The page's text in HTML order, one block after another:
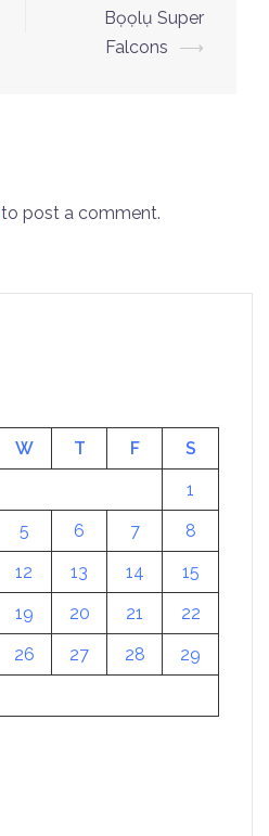
Bọọlụ Super
Falcons
⟶
to post a comment.
W T F
S
1
5 6 7
8
12 13 14
15
19 20 21
22
26 27 28
29